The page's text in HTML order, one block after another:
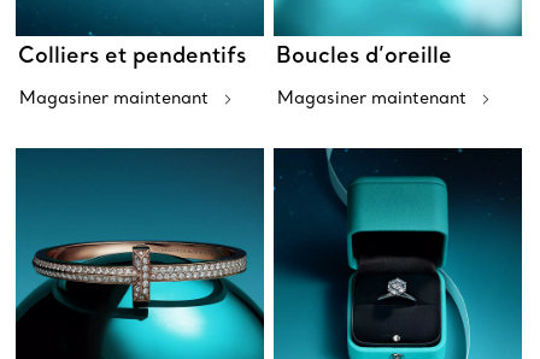
Colliers et pendentifs
Magasiner maintenant
Boucles d’oreille
Magasiner maintenant